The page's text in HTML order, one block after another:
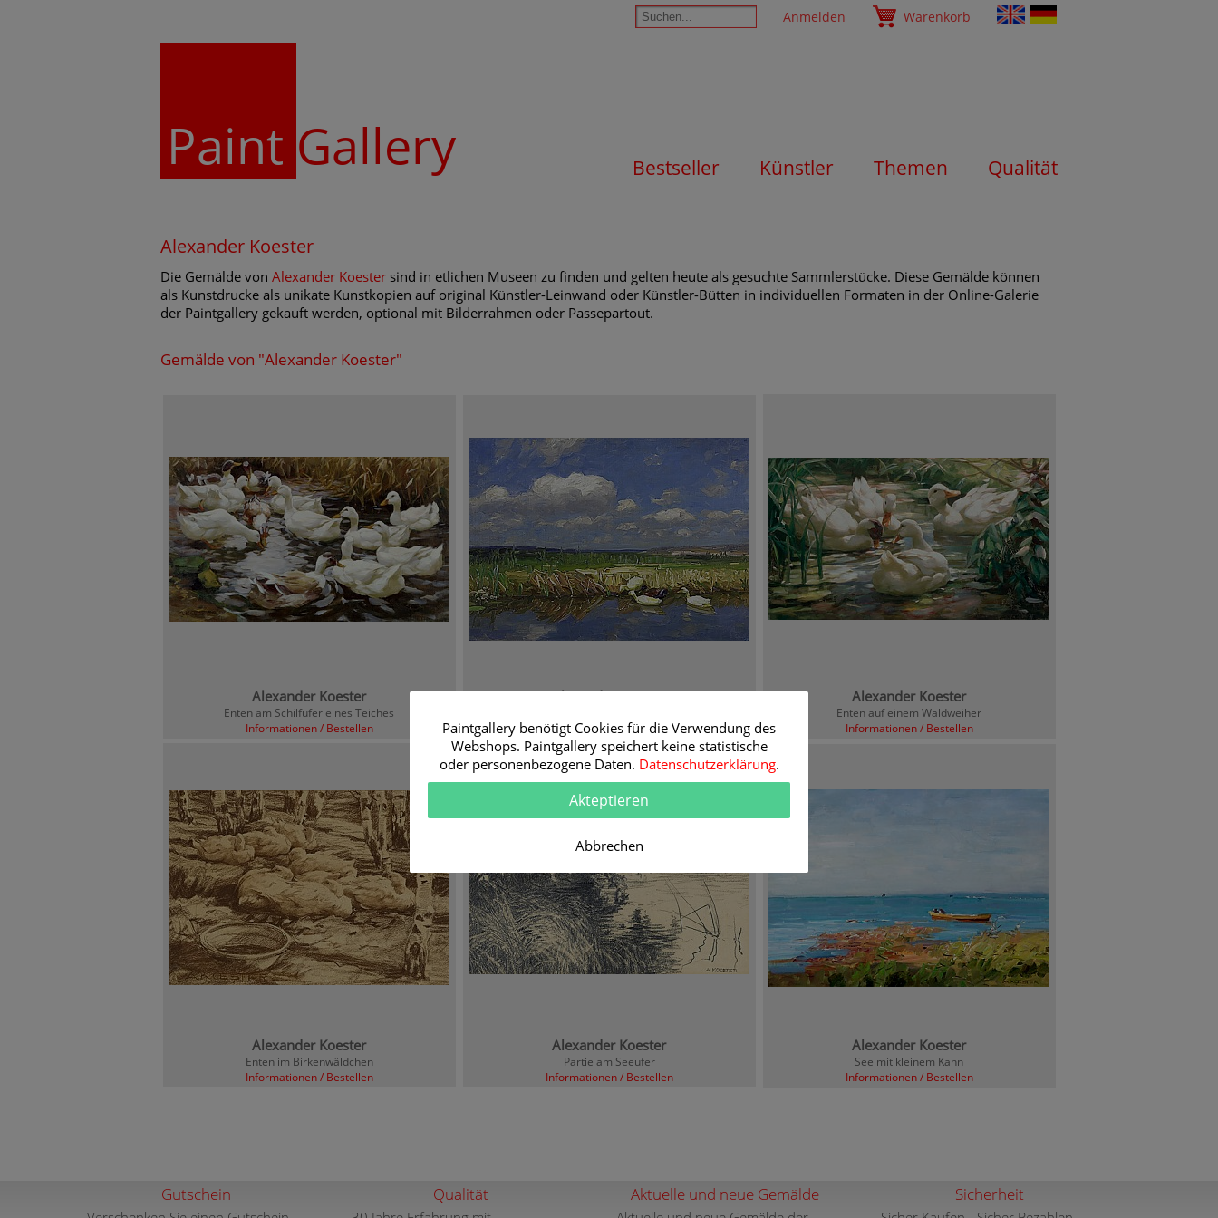
Anmelden Warenkorb
Paint Gallery Bestseller Künstler Themen Qualität
Alexander Koester
Die Gemälde von Alexander Koester sind in etlichen Museen zu finden und gelten heute als gesuchte Sammlerstücke. Diese Gemälde können
als Kunstdrucke als unikate Kunstkopien auf original Künstler-Leinwand oder Künstler-Bütten in individuellen Formaten in der Online-Galerie
der Paintgallery gekauft werden, optional mit Bilderrahmen oder Passepartout.
Gemälde von "Alexander Koester"
Alexander Koester
Enten am Schilfufer eines Teiches
Informationen / Bestellen
Alexander Koester
Informationen / Bestellen
Alexander Koester
Enten auf einem Waldweiher
Informationen / Bestellen
Alexander Koester
Enten im Birkenwäldchen
Informationen / Bestellen
Alexander Koester
Partie am Seeufer
Informationen / Bestellen
Alexander Koester
See mit kleinem Kahn
Informationen / Bestellen
Gutschein Qualität Aktuelle und neue Gemälde Sicherheit
Paintgallery benötigt Cookies für die Verwendung des
Webshops. Paintgallery speichert keine statistische
oder personenbezogene Daten. Datenschutzerklärung.
Akteptieren
Abbrechen